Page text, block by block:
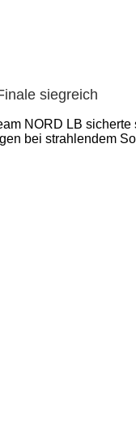
siegreich
NORD LB
bei strahlendem